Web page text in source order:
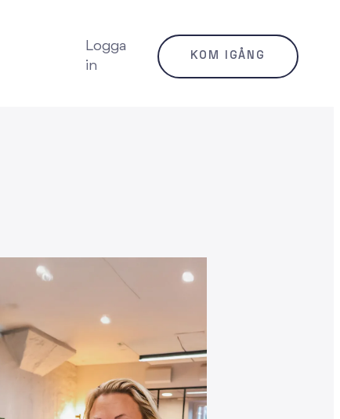
Logga
in
KOM IGÅNG